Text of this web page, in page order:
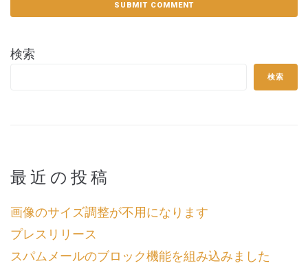
検索
検索
最近の投稿
画像のサイズ調整が不用になります
プレスリリース
スパムメールのブロック機能を組み込みました